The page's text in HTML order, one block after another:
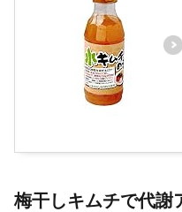
梅干しキムチで代謝